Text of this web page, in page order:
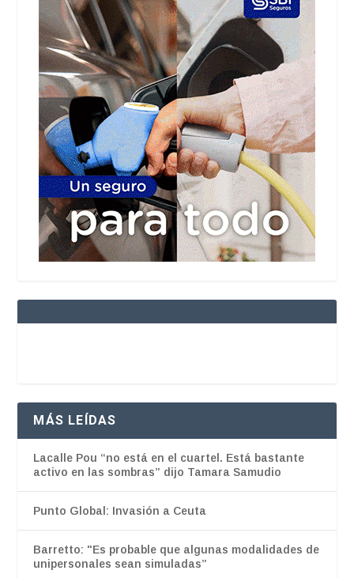
MÁS LEÍDAS
Lacalle Pou “no está en el cuartel. Está bastante
activo en las sombras” dijo Tamara Samudio
Punto Global: Invasión a Ceuta
Barretto: "Es probable que algunas modalidades de
unipersonales sean simuladas”